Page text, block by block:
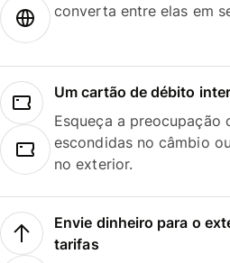
converta entre elas em
Um cartão de débito
Esqueça a preocupação
escondidas no câmbio
no exterior.
Envie dinheiro para o
tarifas